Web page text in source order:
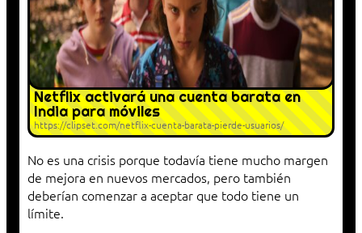
Netflix activará una cuenta barata en
India para móviles
https://clipset.com/netflix-cuenta-barata-pierde-usuarios/
No es una crisis porque todavía tiene mucho margen
de mejora en nuevos mercados, pero también
deberían comenzar a aceptar que todo tiene un
límite.